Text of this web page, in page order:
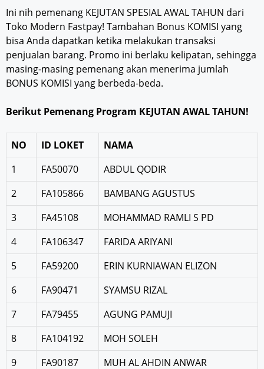
Ini nih pemenang KEJUTAN SPESIAL AWAL TAHUN dari
Toko Modern Fastpay! Tambahan Bonus KOMISI yang
bisa Anda dapatkan ketika melakukan transaksi
penjualan barang. Promo ini berlaku kelipatan, sehingga
masing-masing pemenang akan menerima jumlah
BONUS KOMISI yang berbeda-beda.
Berikut Pemenang Program KEJUTAN AWAL TAHUN!
NO ID LOKET
NAMA
1
FA50070
ABDUL QODIR
2
FA105866
BAMBANG AGUSTUS
3
FA45108
MOHAMMAD RAMLI S PD
4
FA106347
FARIDA ARIYANI
5
FA59200
ERIN KURNIAWAN ELIZON
6
FA90471
SYAMSU RIZAL
7
FA79455
AGUNG PAMUJI
8
FA104192
MOH SOLEH
9
FA90187
MUH AL AHDIN ANWAR